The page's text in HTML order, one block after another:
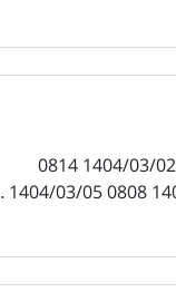
تاریخ پین 1404/03/01 0813 1404/03/02 0814